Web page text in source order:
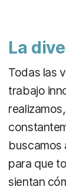
La
Todas las
trabajo
buscamos
para que
sientan